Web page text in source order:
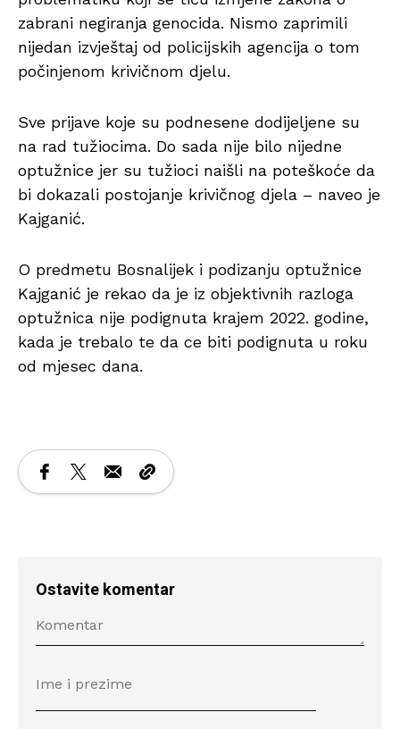
zabrani negiranja genocida. Nismo zaprimili
nijedan izvještaj od policijskih agencija o tom
počinjenom krivičnom djelu.
Sve prijave koje su podnesene dodijeljene su
na rad tužiocima. Do sada nije bilo nijedne
optužnice jer su tužioci naišli na poteškoće da
bi dokazali postojanje krivičnog djela – naveo je
Kajganić.
O predmetu Bosnalijek i podizanju optužnice
Kajganić je rekao da je iz objektivnih razloga
optužnica nije podignuta krajem 2022. godine,
kada je trebalo te da ce biti podignuta u roku
od mjesec dana.
Ostavite komentar